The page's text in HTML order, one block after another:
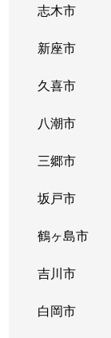
志木市
新座市
久喜市
八潮市
三郷市
坂戸市
鶴ヶ島市
吉川市
白岡市